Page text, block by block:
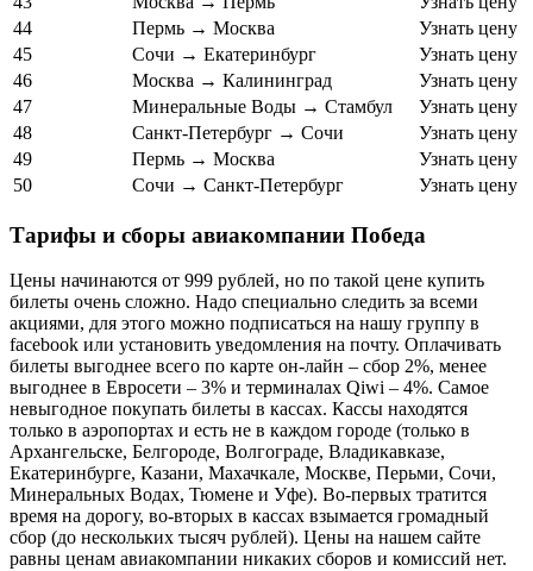
44
Пермь → Москва
Узнать цену
45
Сочи → Екатеринбург
Узнать цену
46
Москва → Калининград
Узнать цену
47
Минеральные Воды → Стамбул
Узнать цену
48
Санкт-Петербург → Сочи
Узнать цену
49
Пермь → Москва
Узнать цену
50
Сочи → Санкт-Петербург Узнать цену
Тарифы и сборы авиакомпании Победа
Цены начинаются от 999 рублей, но по такой цене купить
билеты очень сложно. Надо специально следить за всеми
акциями, для этого можно подписаться на нашу группу в
facebook или установить уведомления на почту. Оплачивать
билеты выгоднее всего по карте он-лайн – сбор 2%, менее
выгоднее в Евросети – 3% и терминалах Qiwi – 4%. Самое
невыгодное покупать билеты в кассах. Кассы находятся
только в аэропортах и есть не в каждом городе (только в
Архангельске, Белгороде, Волгограде, Владикавказе,
Екатеринбурге, Казани, Махачкале, Москве, Перьми, Сочи,
Минеральных Водах, Тюмене и Уфе). Во-первых тратится
время на дорогу, во-вторых в кассах взымается громадный
сбор (до нескольких тысяч рублей). Цены на нашем сайте
равны ценам авиакомпании никаких сборов и комиссий нет.